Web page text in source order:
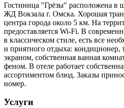
Гостиница "Грёзы" расположена в
ЖД Вокзала г. Омска. Хорошая
центра города около 5 км. На
предоставляется Wi-Fi. В
в классическом стиле, есть все
и приятного отдыха: кондиционер,
экраном, собственная ванная
феном. В отеле работает
ассортиментом блюд. Заказы
номер.
Услуги